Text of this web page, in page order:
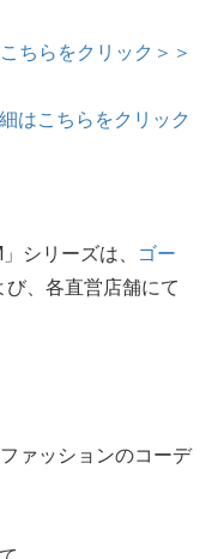
ちらをクリック＞＞
はこちらをクリック
シリーズは、 ゴー
び、各直営店舗にて
ァッションのコーデ